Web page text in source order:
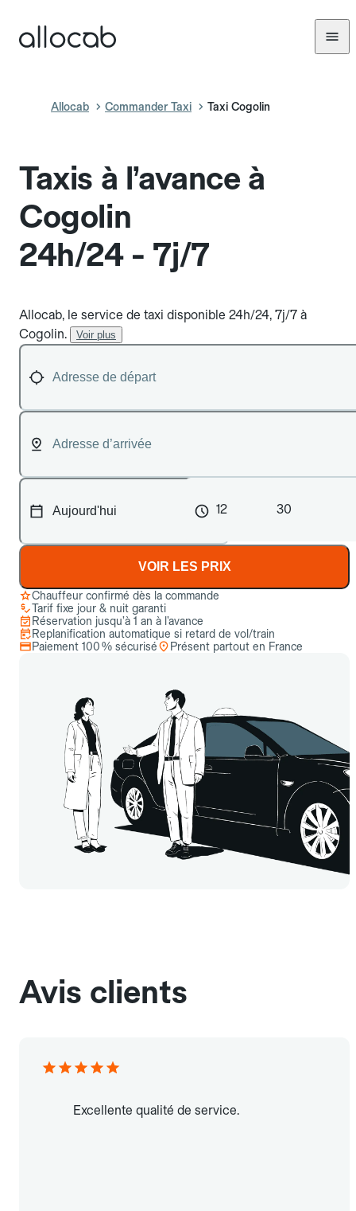
Allocab Commander Taxi Taxi Cogolin
Taxis à l’avance à
Cogolin
24h/24 - 7j/7
Allocab, le service de taxi disponible 24h/24, 7j/7 à
Cogolin.
Voir plus
12 30
VOIR LES PRIX
Chauffeur confirmé dès la commande
Tarif fixe jour & nuit garanti
Réservation jusqu’à 1 an à l’avance
Replanification automatique si retard de vol/train
Paiement 100 % sécurisé
Présent partout en France
Avis clients
Excellente qualité de service.